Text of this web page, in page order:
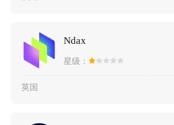
Ndax
星级：
英国